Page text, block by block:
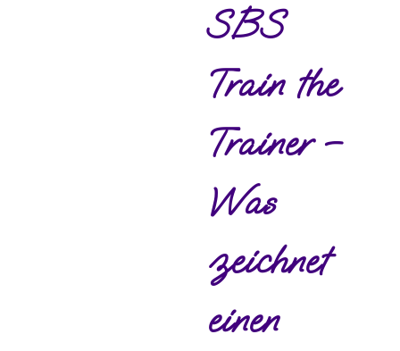
SBS
Train the
Trainer –
Was
zeichnet
einen